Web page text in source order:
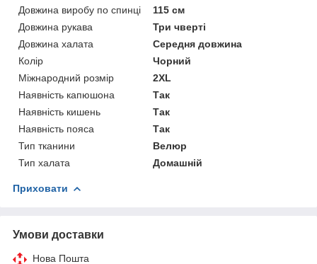
Довжина виробу по спинці
115 см
Довжина рукава
Три чверті
Довжина халата
Середня довжина
Колір
Чорний
Міжнародний розмір
2XL
Наявність капюшона
Так
Наявність кишень
Так
Наявність пояса
Так
Тип тканини
Велюр
Тип халата
Домашній
Приховати
Умови доставки
Нова Пошта